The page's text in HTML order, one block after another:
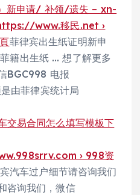
新申请/ 补领/遗失 – xn-
www.移民.net ›
菲律宾出生纸证明新申
籍出生纸 … 想了解更多
BGC998 电报
由菲律宾统计局
交易合同怎么填写模板下
› 998资
汽车过户细节请咨询我们
咨询我们，微信